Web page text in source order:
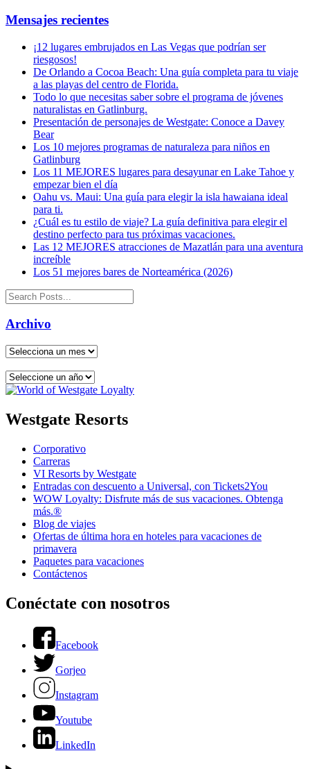
Mensajes recientes
¡12 lugares embrujados en Las Vegas que podrían ser
riesgosos!
De Orlando a Cocoa Beach: Una guía completa para tu viaje
a las playas del centro de Florida.
Todo lo que necesitas saber sobre el programa de jóvenes
naturalistas en Gatlinburg.
Presentación de personajes de Westgate: Conoce a Davey
Bear
Los 10 mejores programas de naturaleza para niños en
Gatlinburg
Los 11 MEJORES lugares para desayunar en Lake Tahoe y
empezar bien el día
Oahu vs. Maui: Una guía para elegir la isla hawaiana ideal
para ti.
¿Cuál es tu estilo de viaje? La guía definitiva para elegir el
destino perfecto para tus próximas vacaciones.
Las 12 MEJORES atracciones de Mazatlán para una aventura
increíble
Los 51 mejores bares de Norteamérica (2026)
Archivo
Westgate Resorts
Corporativo
Carreras
VI Resorts by Westgate
Entradas con descuento a Universal, con Tickets2You
WOW Loyalty: Disfrute más de sus vacaciones. Obtenga
más.®
Blog de viajes
Ofertas de última hora en hoteles para vacaciones de
primavera
Paquetes para vacaciones
Contáctenos
Conéctate con nosotros
Facebook
Gorjeo
Instagram
Youtube
LinkedIn